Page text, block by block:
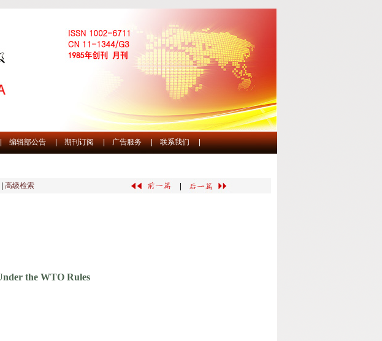
| 编辑部公告 | 期刊订阅 | 广告服务 | 联系我们 |
高级检索
the WTO Rules